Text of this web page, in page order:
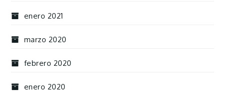
enero 2021
marzo 2020
febrero 2020
enero 2020